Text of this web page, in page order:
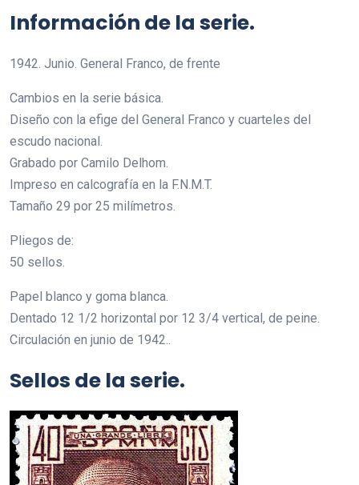
Información de la serie.
1942. Junio. General Franco, de frente
Cambios en la serie básica.
Diseño con la efige del General Franco y cuarteles del
escudo nacional.
Grabado por Camilo Delhom.
Impreso en calcografía en la F.N.M.T.
Tamaño 29 por 25 milímetros.
Pliegos de:
50 sellos.
Papel blanco y goma blanca.
Dentado 12 1/2 horizontal por 12 3/4 vertical, de peine.
Circulación en junio de 1942..
Sellos de la serie.